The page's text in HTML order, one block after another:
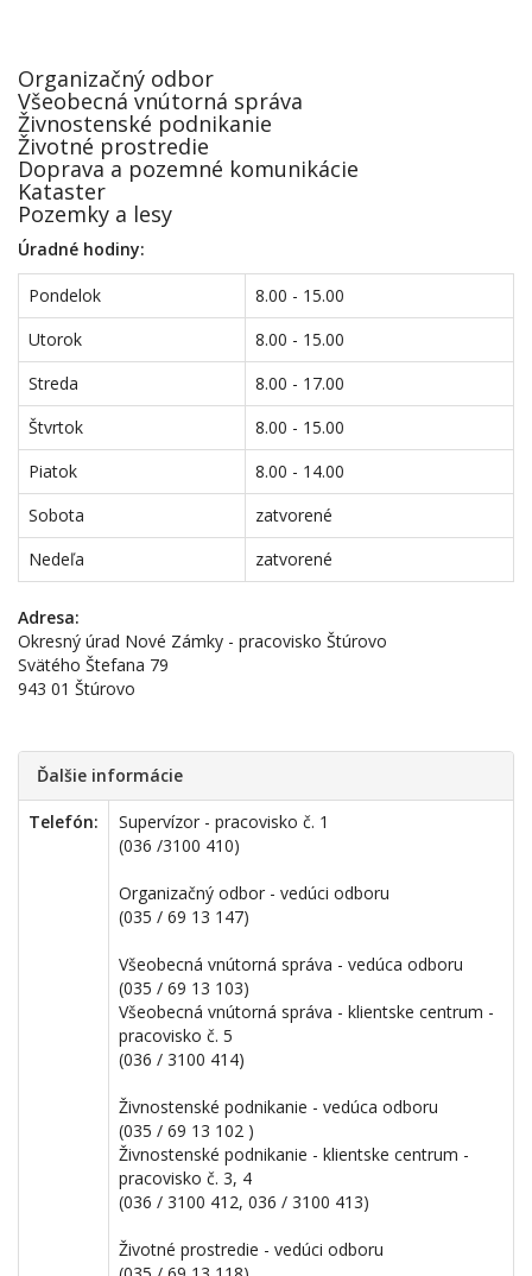
Organizačný odbor
Všeobecná vnútorná správa
Živnostenské podnikanie
Životné prostredie
Doprava a pozemné komunikácie
Kataster
Pozemky a lesy
Úradné hodiny:
Pondelok
8.00 - 15.00
Utorok
8.00 - 15.00
Streda
8.00 - 17.00
Štvrtok
8.00 - 15.00
Piatok
8.00 - 14.00
Sobota
zatvorené
Nedeľa
zatvorené
Adresa:
Okresný úrad Nové Zámky - pracovisko Štúrovo
Svätého Štefana 79
943 01 Štúrovo
Ďalšie informácie
Telefón:
Supervízor - pracovisko č. 1
(036 /3100 410)
Organizačný odbor - vedúci odboru
(035 / 69 13 147)
Všeobecná vnútorná správa - vedúca odboru
(035 / 69 13 103)
Všeobecná vnútorná správa - klientske centrum -
pracovisko č. 5
(036 / 3100 414)
Živnostenské podnikanie - vedúca odboru
(035 / 69 13 102 )
Živnostenské podnikanie - klientske centrum -
pracovisko č. 3, 4
(036 / 3100 412, 036 / 3100 413)
Životné prostredie - vedúci odboru